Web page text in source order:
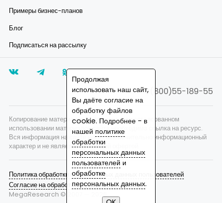
Примеры бизнес-планов
Блог
Подписаться на рассылку
8(800)55-189-55
Политика обработки персональных данных пользователей
Согласие на обработку персональных данных
MegaResearch © 2007 —
Копирование материалов запрещено, при согласованном
использовании материалов сайта необходима ссылка на ресурс.
Вся информация на сайте носит исключительно информационный
характер и не является публичной офертой.
Продолжая
использовать наш сайт,
Вы даёте согласие на
обработку файлов
cookie. Подробнее - в
нашей политике
обработки
персональных данных
пользователей и
обработке
персональных данных.